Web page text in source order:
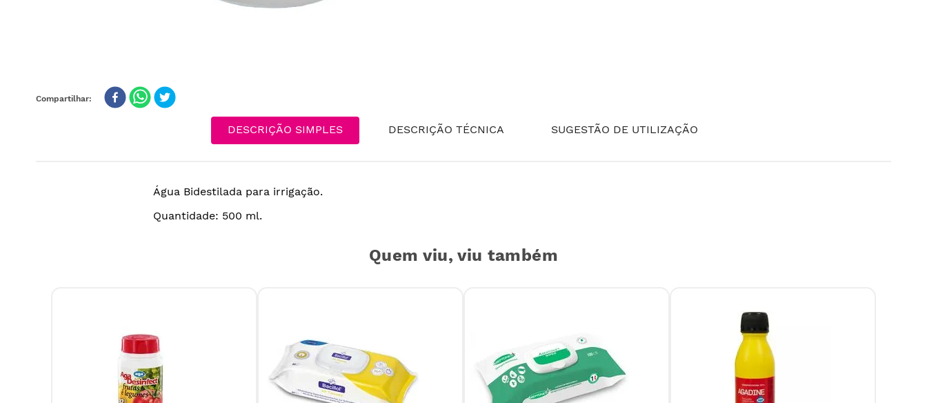
DESCRIÇÃO SIMPLES DESCRIÇÃO TÉCNICA SUGESTÃO DE UTILIZAÇÃO
Água Bidestilada para irrigação.
Quantidade: 500 ml.
Quem viu, viu também